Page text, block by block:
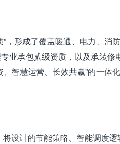
形成了覆盖暖通、电力、消
业承包贰级资质，以及承装修
智慧运营、长效共赢”的一体
设计的节能策略、智能调度逻